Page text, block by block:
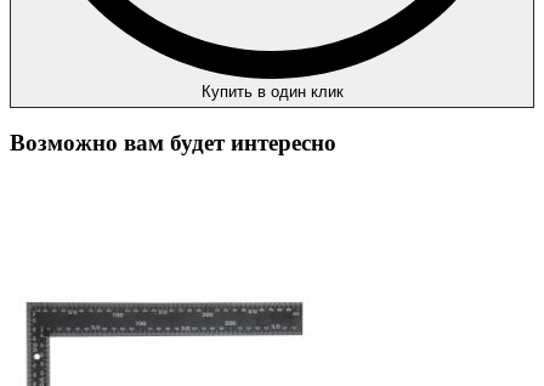
Купить в один клик
Возможно вам будет интересно